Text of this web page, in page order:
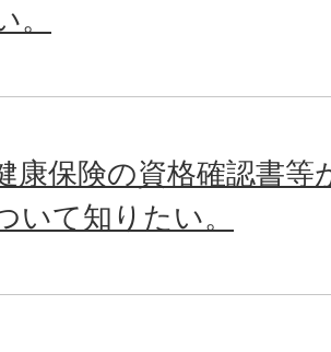
。
康保険の資格確認書
いて知りたい。